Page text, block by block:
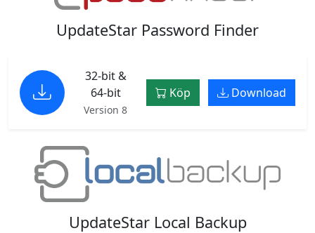
UpdateStar Password Finder
32-bit &
64-bit
Version 8
Köp Download
UpdateStar Local Backup